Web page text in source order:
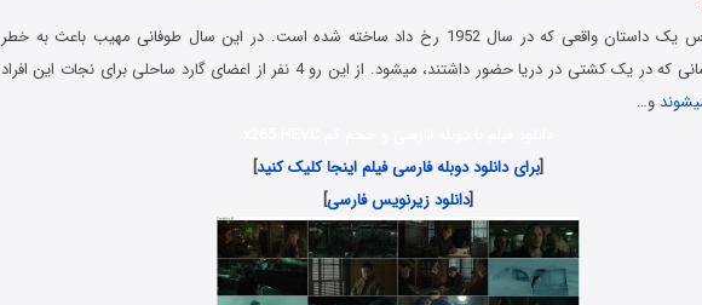
این فیلم براساس یک داستان واقعی که در سال 1952 رخ داد ساخته شده است. در این سال طوفانی مهیب باعث به خطر
افتادن جان کسانی که در یک کشتی در دریا حضور داشتند، میشود. از این رو 4 نفر از اعضای گارد ساحلی برای نجات این افراد
و…
[برای دانلود دوبله فارسی فیلم اینجا کلیک کنید]
[دانلود زیرنویس فارسی]